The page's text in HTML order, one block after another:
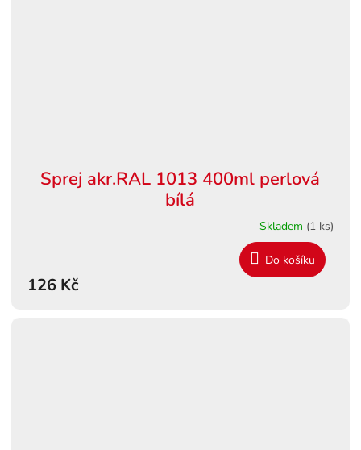
Sprej akr.RAL 1013 400ml perlová
bílá
Skladem (1 ks)
126 Kč
Do košíku